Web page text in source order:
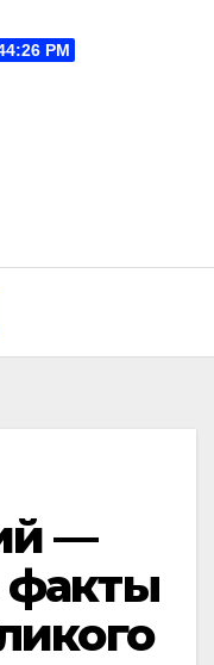
PM
—
факты